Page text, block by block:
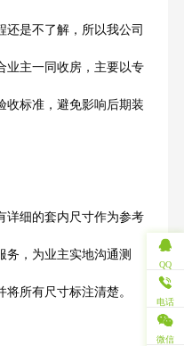
还是不了解，所以我公司
业主一同收房，主要以专
收标准，避免影响后期装
详细的套内尺寸作为参考
务，为业主实地沟通测
所有尺寸标注清楚。
QQ
电话
微信